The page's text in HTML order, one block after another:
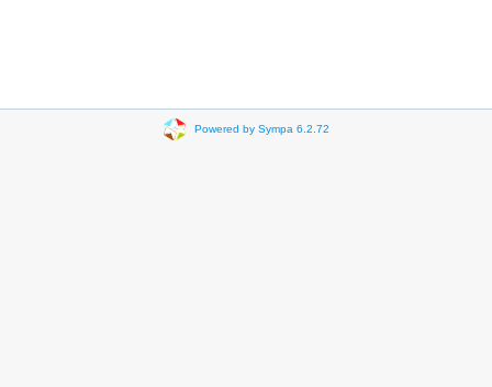
Powered by Sympa 6.2.72